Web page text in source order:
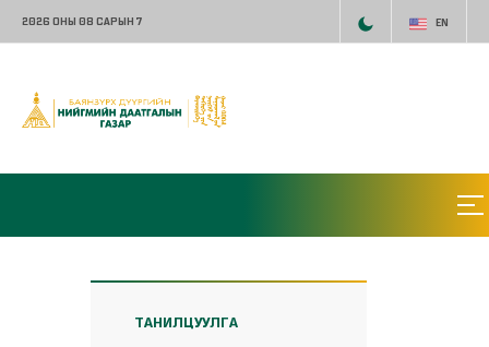
2026 ОНЫ 08 САРЫН 7 EN
ТАНИЛЦУУЛГА